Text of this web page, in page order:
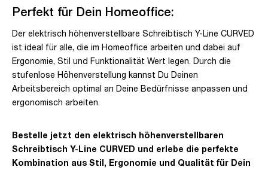
Perfekt für Dein Homeoffice:
Der elektrisch höhenverstellbare Schreibtisch Y-Line CURVED
ist ideal für alle, die im Homeoffice arbeiten und dabei auf
Ergonomie, Stil und Funktionalität Wert legen. Durch die
stufenlose Höhenverstellung kannst Du Deinen
Arbeitsbereich optimal an Deine Bedürfnisse anpassen und
ergonomisch arbeiten.
Bestelle jetzt den elektrisch höhenverstellbaren
Schreibtisch Y-Line CURVED und erlebe die perfekte
Kombination aus Stil, Ergonomie und Qualität für Dein